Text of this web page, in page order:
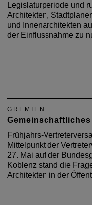
Legislaturperiode und
Architekten,
und Innenarchitekten
der Einflussnahme zu
GREMIEN
Frühjahrs-
Mittelpunkt der
27. Mai auf der
Koblenz stand die
Architekten in der